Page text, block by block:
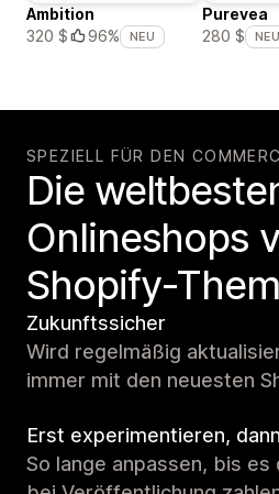
Ambition
320 $
96% NEU
Purevea
280 $
NEU
SPEZIELL FÜR DEN
Die
Onlineshops
Shopify-
Zukunftssicher
Wird regelmäßig
immer mit den neuesten
Erst experimentieren,
So lange anpassen, bis